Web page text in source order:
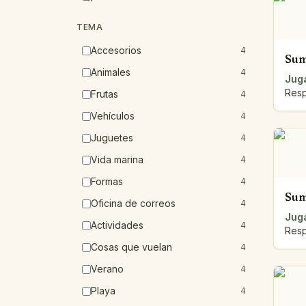
TEMA
Accesorios 4
Animales 4
Frutas 4
Vehículos 4
Juguetes 4
Vida marina 4
Formas 4
Oficina de correos 4
Actividades 4
Cosas que vuelan 4
Verano 4
Playa 4